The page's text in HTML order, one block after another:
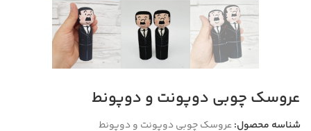
عروسک چوبی دوپونت و دوپونط
شناسه محصول:عروسک چوبی دوپونت و دوپونط